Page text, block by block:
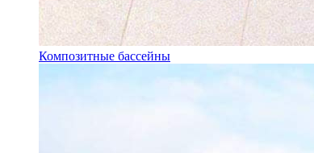
Композитные бассейны